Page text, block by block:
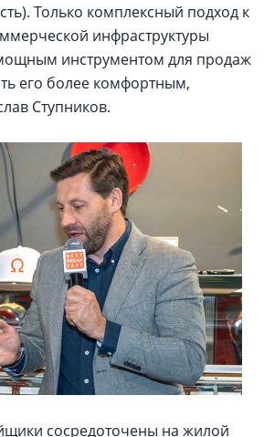
Только комплексный подход к
инфраструктуры
инструментом для продаж
его более комфортным,
Ступников.
сосредоточены на жилой